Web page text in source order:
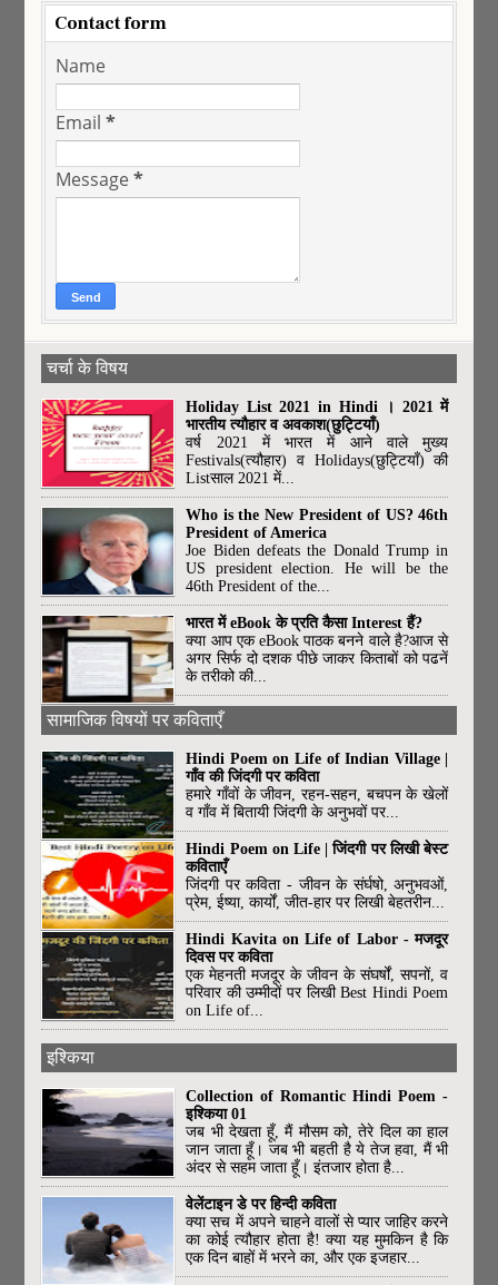
Contact form
Name
Email*
Message*
चर्चा के विषय
Holiday List 2021 in Hindi । 2021 में
भारतीय त्यौहार व अवकाश(छुट्टियाँ)
वर्ष 2021 में भारत में आने वाले मुख्य
Festivals(त्यौहार) व Holidays(छुट्टियाँ) की
Listसाल 2021 में...
Who is the New President of US? 46th
President of America
Joe Biden defeats the Donald Trump in
US president election. He will be the
46th President of the...
भारत में eBook के प्रति कैसा Interest हैं?
क्या आप एक eBook पाठक बनने वाले है?आज से
अगर सिर्फ दो दशक पीछे जाकर किताबों को पढनें
के तरीको की...
सामाजिक विषयों पर कविताएँ
Hindi Poem on Life of Indian Village |
गाँव की जिंदगी पर कविता
हमारे गाँवों के जीवन, रहन-सहन, बचपन के खेलों
व गाँव में बितायी जिंदगी के अनुभवों पर...
Hindi Poem on Life | जिंदगी पर लिखी बेस्ट
कविताएँ
जिंदगी पर कविता - जीवन के संर्घषो, अनुभवओं,
प्रेम, ईष्या, कार्यों, जीत-हार पर लिखी बेहतरीन...
Hindi Kavita on Life of Labor - मजदूर
दिवस पर कविता
एक मेहनती मजदूर के जीवन के संघर्षों, सपनों, व
परिवार की उम्मीदों पर लिखी Best Hindi Poem
on Life of...
इश्किया
Collection of Romantic Hindi Poem -
इश्किया 01
जब भी देखता हूँ, मैं मौसम को, तेरे दिल का हाल
जान जाता हूँ। जब भी बहती है ये तेज हवा, मैं भी
अंदर से सहम जाता हूँ। इंतजार होता है...
वेलेंटाइन डे पर हिन्दी कविता
क्या सच में अपने चाहने वालों से प्यार जाहिर करने
का कोई त्यौहार होता है! क्या यह मुमकिन है कि
एक दिन बाहों में भरने का, और एक इजहार...